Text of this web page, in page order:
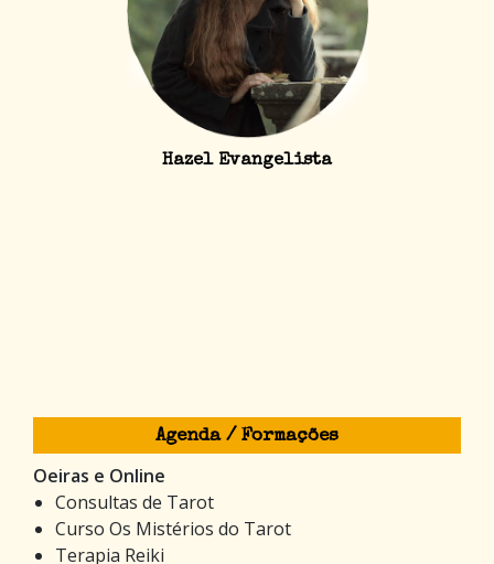
Hazel Evangelista
Agenda / Formações
Oeiras e Online
Consultas de Tarot
Curso Os Mistérios do Tarot
Terapia Reiki